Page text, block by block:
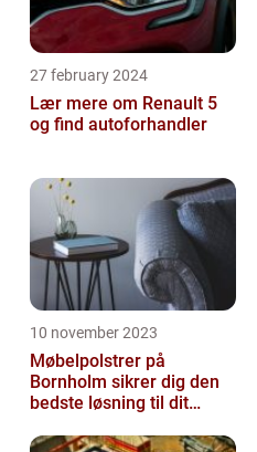
27 february 2024
Lær mere om Renault 5
og find autoforhandler
10 november 2023
Møbelpolstrer på
Bornholm sikrer dig den
bedste løsning til dit